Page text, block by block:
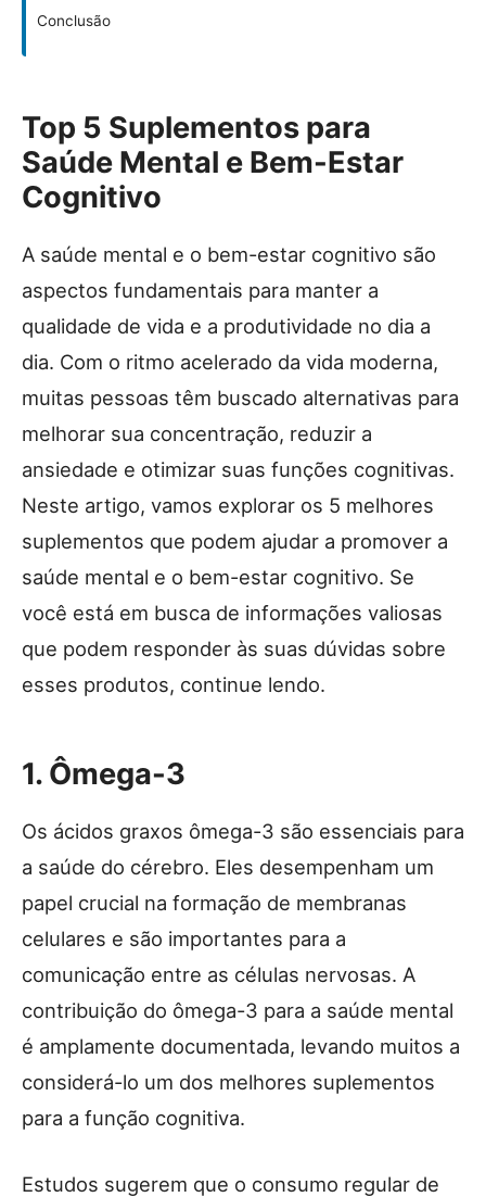
Conclusão
Top 5 Suplementos para
Saúde Mental e Bem-Estar
Cognitivo
A saúde mental e o bem-estar cognitivo são
aspectos fundamentais para manter a
qualidade de vida e a produtividade no dia a
dia. Com o ritmo acelerado da vida moderna,
muitas pessoas têm buscado alternativas para
melhorar sua concentração, reduzir a
ansiedade e otimizar suas funções cognitivas.
Neste artigo, vamos explorar os 5 melhores
suplementos que podem ajudar a promover a
saúde mental e o bem-estar cognitivo. Se
você está em busca de informações valiosas
que podem responder às suas dúvidas sobre
esses produtos, continue lendo.
1. Ômega-3
Os ácidos graxos ômega-3 são essenciais para
a saúde do cérebro. Eles desempenham um
papel crucial na formação de membranas
celulares e são importantes para a
comunicação entre as células nervosas. A
contribuição do ômega-3 para a saúde mental
é amplamente documentada, levando muitos a
considerá-lo um dos melhores suplementos
para a função cognitiva.
Estudos sugerem que o consumo regular de